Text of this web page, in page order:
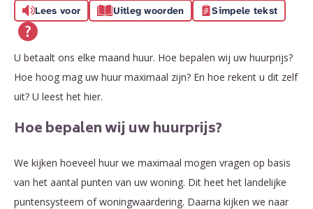
Lees voor Uitleg woorden Simpele tekst
U betaalt ons elke maand huur. Hoe bepalen wij uw huurprijs?
Hoe hoog mag uw huur maximaal zijn? En hoe rekent u dit zelf
uit? U leest het hier.
Hoe bepalen wij uw huurprijs?
We kijken hoeveel huur we maximaal mogen vragen op basis
van het aantal punten van uw woning. Dit heet het landelijke
puntensysteem of woningwaardering. Daarna kijken we naar